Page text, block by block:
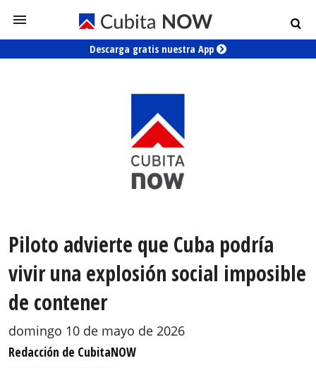
Descarga gratis nuestra App
Piloto advierte que Cuba podría
vivir una explosión social imposible
de contener
domingo 10 de mayo de 2026
Redacción de CubitaNOW